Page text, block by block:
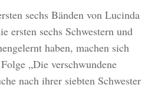
sechs Bänden von Lucinda
ersten sechs Schwestern und
haben, machen sich
„Die verschwundene
nach ihrer siebten Schwester